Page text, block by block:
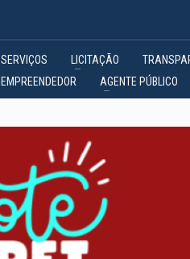
LICITAÇÃO
EMPREENDEDOR AGENTE PÚBLICO